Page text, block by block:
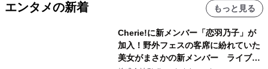
エンタメの新着 もっと見る
Cherie!に新メンバー「恋羽乃子」が
加入！野外フェスの客席に紛れていた
美女がまさかの新メンバー ライブ中